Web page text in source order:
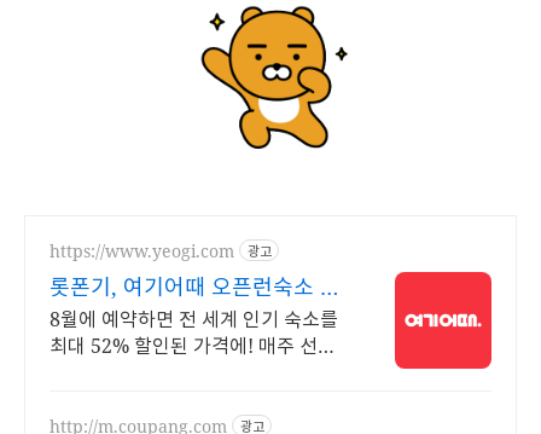
https://www.yeogi.com 광고
롯폰기, 여기어때 오픈런숙소 최
대 81% 할인
8월에 예약하면 전 세계 인기 숙소를
최대 52% 할인된 가격에! 매주 선착
http://m.coupang.com 광고